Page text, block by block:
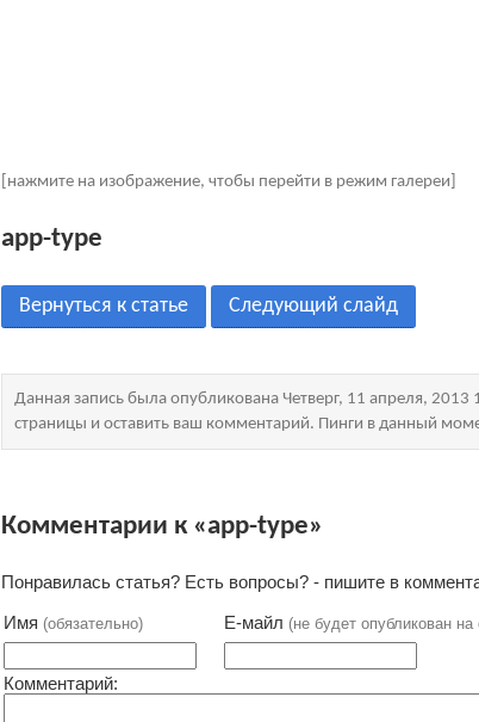
[нажмите на изображение, чтобы перейти в режим галереи]
app-type
Вернуться к статье Следующий слайд
Данная запись была опубликована Четверг, 11 апреля,
страницы и оставить ваш комментарий. Пинги в данный
Комментарии к «app-type»
Понравилась статья? Есть вопросы? - пишите в
Имя (обязательно) Е-майл (не будет опубликован
Комментарий: